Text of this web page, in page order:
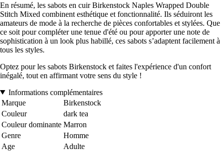
En résumé, les sabots en cuir Birkenstock Naples Wrapped Double
Stitch Mixed combinent esthétique et fonctionnalité. Ils séduiront les
amateurs de mode à la recherche de pièces confortables et stylées. Que
ce soit pour compléter une tenue d'été ou pour apporter une note de
sophistication à un look plus habillé, ces sabots s’adaptent facilement à
tous les styles.
Optez pour les sabots Birkenstock et faites l'expérience d'un confort
inégalé, tout en affirmant votre sens du style !
Informations complémentaires
Marque
Birkenstock
Couleur
dark tea
Couleur dominante Marron
Genre
Homme
Age
Adulte